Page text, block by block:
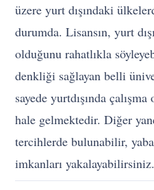
üzere yurt dışındaki
durumda. Lisansın, yurt
olduğunu rahatlıkla
denkliği sağlayan belli
sayede yurtdışında
hale gelmektedir. Diğer
tercihlerde bulunabilir,
imkanları yakalayabilirsiniz.